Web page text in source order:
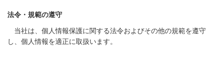
法令・規範の遵守
当社は、個人情報保護に関する法令およびその他の規範を遵守
し、個人情報を適正に取扱います。